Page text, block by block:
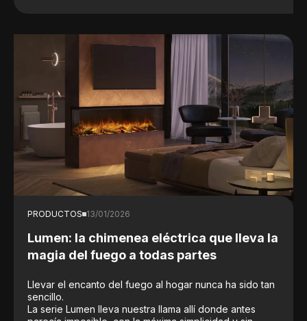
PRODUCTOS 13/01/2026
Lumen: la chimenea eléctrica que lleva la
magia del fuego a todas partes
Llevar el encanto del fuego al hogar nunca ha sido tan
sencillo.
La serie Lumen lleva nuestra llama allí donde antes